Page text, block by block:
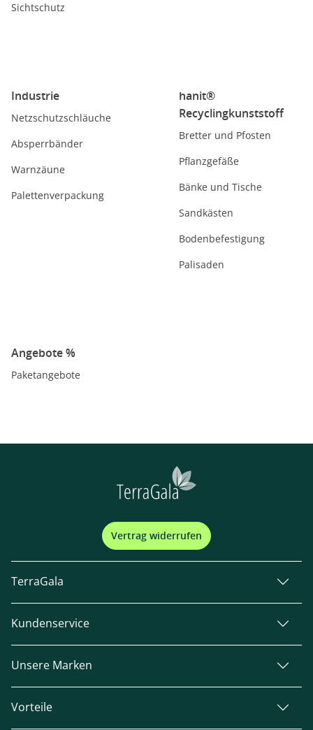
Sichtschutz
Industrie
Netzschutzschläuche
Absperrbänder
Warnzäune
Palettenverpackung
hanit®
Recyclingkunststoff
Bretter und Pfosten
Pflanzgefäße
Bänke und Tische
Sandkästen
Bodenbefestigung
Palisaden
Angebote %
Paketangebote
Vertrag widerrufen
TerraGala
Kundenservice
Unsere Marken
Vorteile